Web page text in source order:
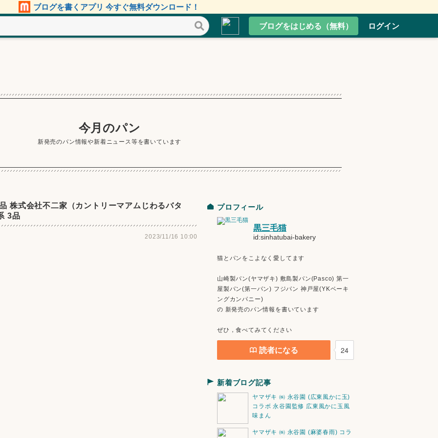
ブログを書くアプリ 今すぐ無料ダウンロード！
ブログをはじめる（無料）
ログイン
今月のパン
新発売のパン情報や新着ニュース等を書いています
株式会社不二家（カントリーマアムじわるバタ
3品
2023/11/16 10:00
プロフィール
黒三毛猫
id:sinhatubai-bakery
猫とパンをこよなく愛してます
山崎製パン(ヤマザキ) 敷島製パン(Pasco) 第一
屋製パン(第一パン) フジパン 神戸屋(YKベーキ
ングカンパニー)
の 新発売のパン情報を書いています
ぜひ，食べてみてください
読者になる 24
新着ブログ記事
ヤマザキ ㈱ 永谷園 (広東風かに玉)
コラボ 永谷園監修 広東風かに玉風
味まん
ヤマザキ ㈱ 永谷園 (麻婆春雨) コラ